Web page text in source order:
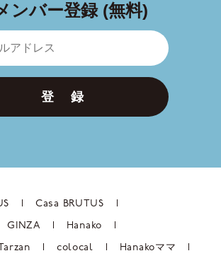
ンバー登録 (無料)
登 録
Casa BRUTUS
GINZA Hanako
Tarzan colocal Hanakoママ